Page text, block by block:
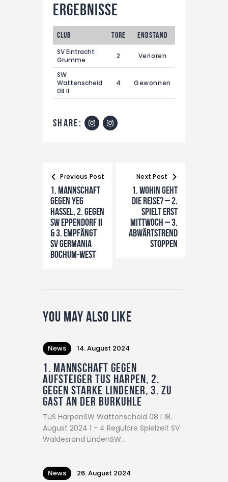
Ergebnisse
Club Tore
Endstand
SV Eintracht
Grumme
2 Verloren
SW
Wattenscheid
08 II
4 Gewonnen
share:
Beitragsnavigation
Previous Post
1. Mannschaft
gegen YEG
Hassel, 2. gegen
SW Eppendorf II
& 3. empfängt
SV Germania
Bochum-West
Next Post
1. Wohin geht
die Reise? – 2.
spielt erst
Mittwoch – 3.
Abwärtstrend
stoppen
You May Also Like
News 14. August 2024
1. Mannschaft gegen
Aufsteiger TuS Harpen, 2.
gegen starke Lindener, 3. zu
Gast an der Burkuhle
TuS HarpenSW Wattenscheid 08 I 18.
August 2024 1 - 4 Reguläre Spielzeit SV
Waldesrand LindenSW…
News 26. August 2024